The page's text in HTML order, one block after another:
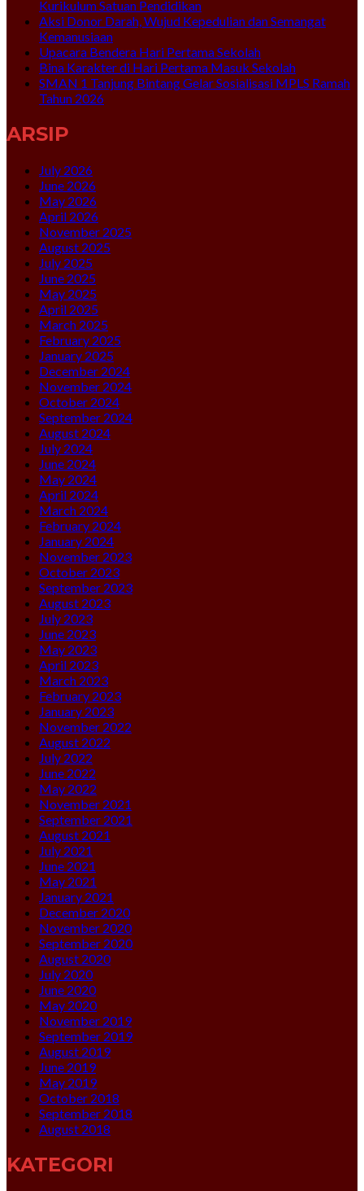
Kurikulum Satuan Pendidikan
Aksi Donor Darah, Wujud Kepedulian dan Semangat
Kemanusiaan
Upacara Bendera Hari Pertama Sekolah
Bina Karakter di Hari Pertama Masuk Sekolah
SMAN 1 Tanjung Bintang Gelar Sosialisasi MPLS Ramah
Tahun 2026
ARSIP
July 2026
June 2026
May 2026
April 2026
November 2025
August 2025
July 2025
June 2025
May 2025
April 2025
March 2025
February 2025
January 2025
December 2024
November 2024
October 2024
September 2024
August 2024
July 2024
June 2024
May 2024
April 2024
March 2024
February 2024
January 2024
November 2023
October 2023
September 2023
August 2023
July 2023
June 2023
May 2023
April 2023
March 2023
February 2023
January 2023
November 2022
August 2022
July 2022
June 2022
May 2022
November 2021
September 2021
August 2021
July 2021
June 2021
May 2021
January 2021
December 2020
November 2020
September 2020
August 2020
July 2020
June 2020
May 2020
November 2019
September 2019
August 2019
June 2019
May 2019
October 2018
September 2018
August 2018
KATEGORI